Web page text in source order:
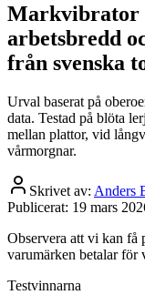
Markvibrator
arbetsbredd
från svenska
Urval baserat på
data. Testad på blöta
mellan plattor, vid
vårmorgnar.
Skrivet av: Anders
Publicerat: 19 mars
Observera att vi kan få
varumärken betalar för
Testvinnarna